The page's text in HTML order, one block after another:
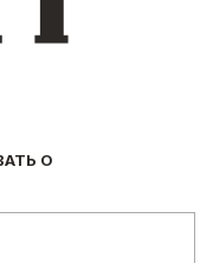
О